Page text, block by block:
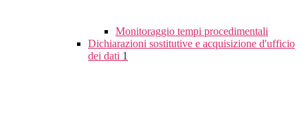
Monitoraggio tempi procedimentali
Dichiarazioni sostitutive e acquisizione d'ufficio
dei dati 1